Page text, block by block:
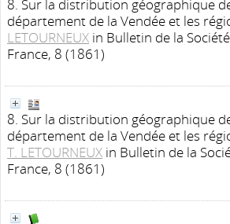
8. Sur la distribution géographique
département de la Vendée et les
LETOURNEUX in Bulletin de la
France, 8 (1861)
8. Sur la distribution géographique
département de la Vendée et les
T. LETOURNEUX in Bulletin de la
France, 8 (1861)